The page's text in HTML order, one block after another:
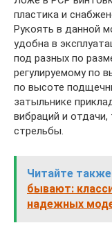
пластика и
Рукоять в данной
удобна в
под разных по
регулируемому по
по высоте
затыльнике
вибраций и
стрельбы.
Читайте
бывают:
надежных